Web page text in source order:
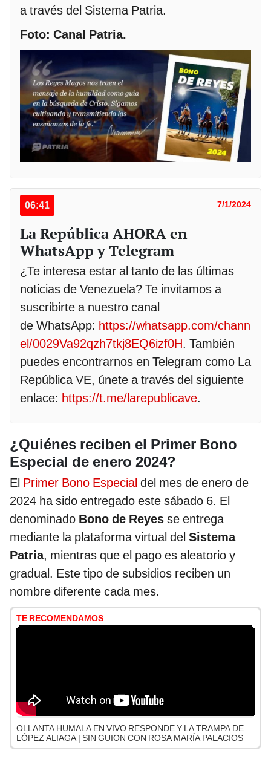
a través del Sistema Patria.
Foto: Canal Patria.
06:41 7/1/2024
La República AHORA en
WhatsApp y Telegram
¿Te interesa estar al tanto de las últimas
noticias de Venezuela? Te invitamos a
suscribirte a nuestro canal
de WhatsApp: https://whatsapp.com/chann
el/0029Va92qzh7tkj8EQ6izf0H. También
puedes encontrarnos en Telegram como La
República VE, únete a través del siguiente
enlace: https://t.me/larepublicave.
¿Quiénes reciben el Primer Bono
Especial de enero 2024?
El Primer Bono Especial del mes de enero de
2024 ha sido entregado este sábado 6. El
denominado Bono de Reyes se entrega
mediante la plataforma virtual del Sistema
Patria, mientras que el pago es aleatorio y
gradual. Este tipo de subsidios reciben un
nombre diferente cada mes.
TE RECOMENDAMOS
OLLANTA HUMALA EN VIVO RESPONDE Y LA TRAMPA DE
LÓPEZ ALIAGA | SIN GUION CON ROSA MARÍA PALACIOS